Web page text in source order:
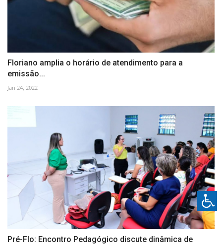
Floriano amplia o horário de atendimento para a
emissão...
Jan 24, 2022
Pré-Flo: Encontro Pedagógico discute dinâmica de